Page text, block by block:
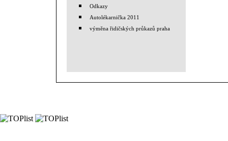
Odkazy
Autolékarnička 2011
výměna řidičských průkazů praha